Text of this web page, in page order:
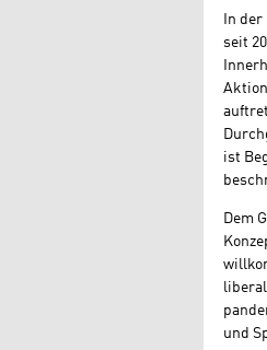
In
seit
ist
Dem
und